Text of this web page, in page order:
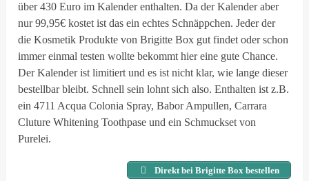
über 430 Euro im Kalender enthalten. Da der Kalender aber
nur 99,95€ kostet ist das ein echtes Schnäppchen. Jeder der
die Kosmetik Produkte von Brigitte Box gut findet oder schon
immer einmal testen wollte bekommt hier eine gute Chance.
Der Kalender ist limitiert und es ist nicht klar, wie lange dieser
bestellbar bleibt. Schnell sein lohnt sich also. Enthalten ist z.B.
ein 4711 Acqua Colonia Spray, Babor Ampullen, Carrara
Cluture Whitening Toothpase und ein Schmuckset von
Purelei.
Direkt bei Brigitte Box bestellen